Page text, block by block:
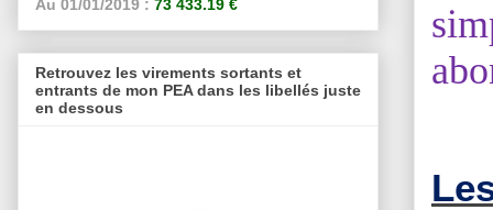
Au 01/01/2019 : 73 433.19 €
Retrouvez les virements sortants et
entrants de mon PEA dans les libellés juste
en dessous